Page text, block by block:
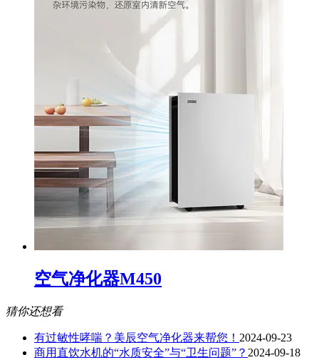
空气净化器M450
猜你还想看
有过敏性哮喘？美辰空气净化器来帮您！ 2024-09-23
商用直饮水机的“水质安全”与“卫生问题”？ 2024-09-18